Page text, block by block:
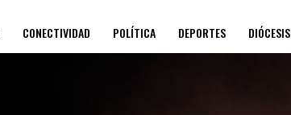
CONECTIVIDAD POLÍTICA DEPORTES DIÓCESIS